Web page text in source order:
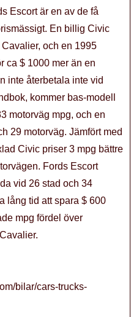
Escort är en av de få
En billig Civic
och en 1995
ca $ 1000 mer än en
inte återbetala inte vid
kommer bas-modell
motorväg mpg, och en
29 motorväg. Jämfört med
Civic priser 3 mpg bättre
Fords Escort
vid 26 stad och 34
lång tid att spara $ 600
mpg fördel över
bilar/cars-trucks-